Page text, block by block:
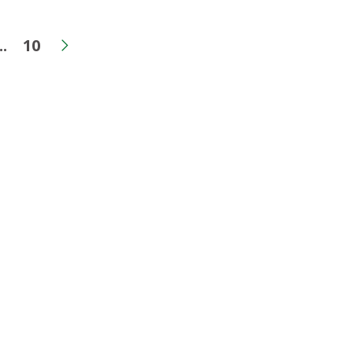
Páginas intermediárias
Página
10